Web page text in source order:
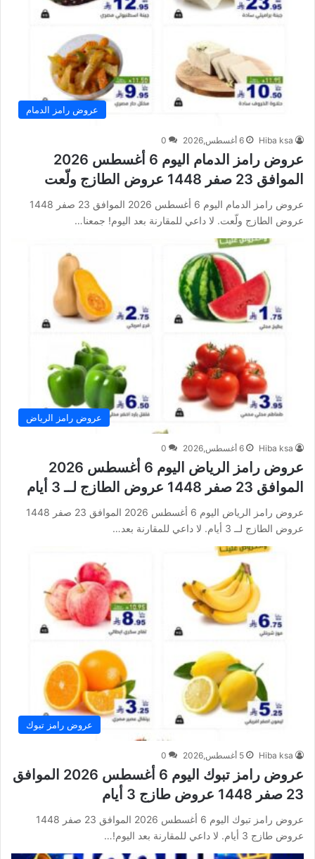
عروض رامز الدمام
Hiba ksa 6 أغسطس,2026 0
عروض رامز الدمام اليوم 6 أغسطس 2026
الموافق 23 صفر 1448 عروض الطازج ولّعت
عروض رامز الدمام اليوم 6 أغسطس 2026 الموافق 23 صفر 1448
عروض الطازج ولّعت. لا داعي للمقارنة بعد اليوم! جمعنا…
عروض رامز الرياض
Hiba ksa 6 أغسطس,2026 0
عروض رامز الرياض اليوم 6 أغسطس 2026
الموافق 23 صفر 1448 عروض الطازج لــ 3 أيام
عروض رامز الرياض اليوم 6 أغسطس 2026 الموافق 23 صفر 1448
عروض الطازج لــ 3 أيام. لا داعي للمقارنة بعد…
عروض رامز تبوك
Hiba ksa 5 أغسطس,2026 0
عروض رامز تبوك اليوم 6 أغسطس 2026 الموافق
23 صفر 1448 عروض طازج 3 أيام
عروض رامز تبوك اليوم 6 أغسطس 2026 الموافق 23 صفر 1448
عروض طازج 3 أيام. لا داعي للمقارنة بعد اليوم!…